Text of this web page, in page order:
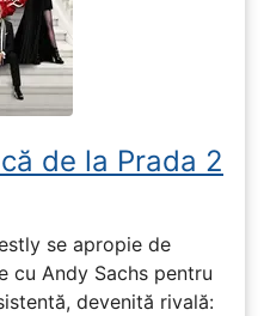
de la Prada 2
se apropie de
cu Andy Sachs pentru
devenită rivală: